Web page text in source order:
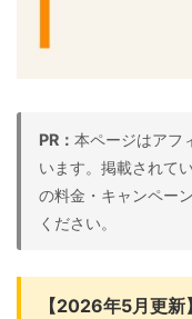
PR： 本ページはアフ
います。掲載されて
の料金・キャンペー
ください。
【2026年5月更新】